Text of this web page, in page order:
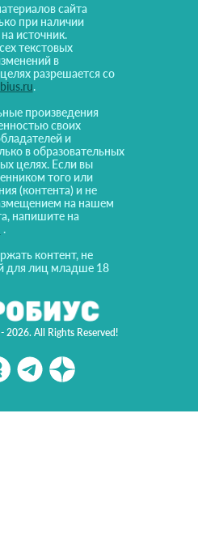
All Rights Reserved!
сайта
при наличии
источник.
текстовых
в
разрешается со
.
произведения
своих
и
в образовательных
целях. Если вы
того или
(контента) и не
на нашем
напишите на
.
контент, не
для лиц младше 18